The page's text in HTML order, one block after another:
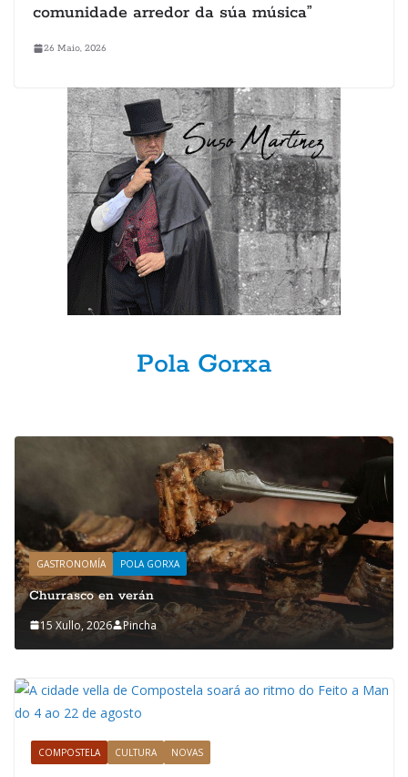
comunidade arredor da súa música”
26 Maio, 2026
Pola Gorxa
GASTRONOMÍA POLA GORXA
Churrasco en verán
15 Xullo, 2026 Pincha
COMPOSTELA CULTURA NOVAS